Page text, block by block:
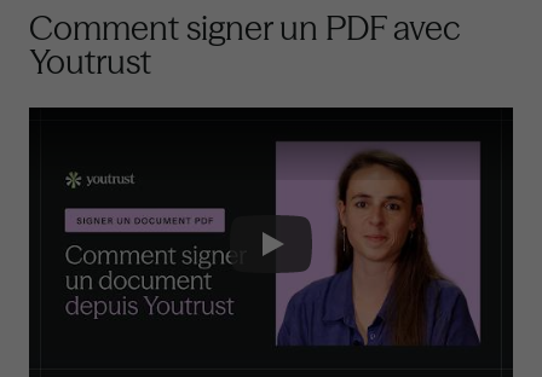
Accessibilité et flexibilité
Efficacité et productivité
Comment assurer la sécurité des signatures électroniques
Utilisation de certificats numériques
Conformité aux réglementations
Processus d'authentification rigoureux
Conseils pour protéger vos documents électroniques
Comment signer un PDF avec
Youtrust
Play